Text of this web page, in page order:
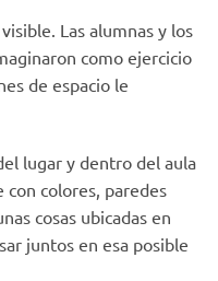
Las alumnas y los
como ejercicio
de espacio le
lugar y dentro del aula
con colores, paredes
cosas ubicadas en
juntos en esa posible